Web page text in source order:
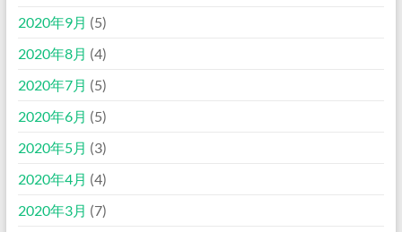
2020年9月 (5)
2020年8月 (4)
2020年7月 (5)
2020年6月 (5)
2020年5月 (3)
2020年4月 (4)
2020年3月 (7)